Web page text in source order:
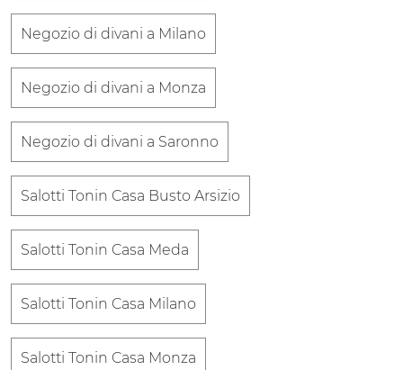
Negozio di divani a Milano
Negozio di divani a Monza
Negozio di divani a Saronno
Salotti Tonin Casa Busto Arsizio
Salotti Tonin Casa Meda
Salotti Tonin Casa Milano
Salotti Tonin Casa Monza